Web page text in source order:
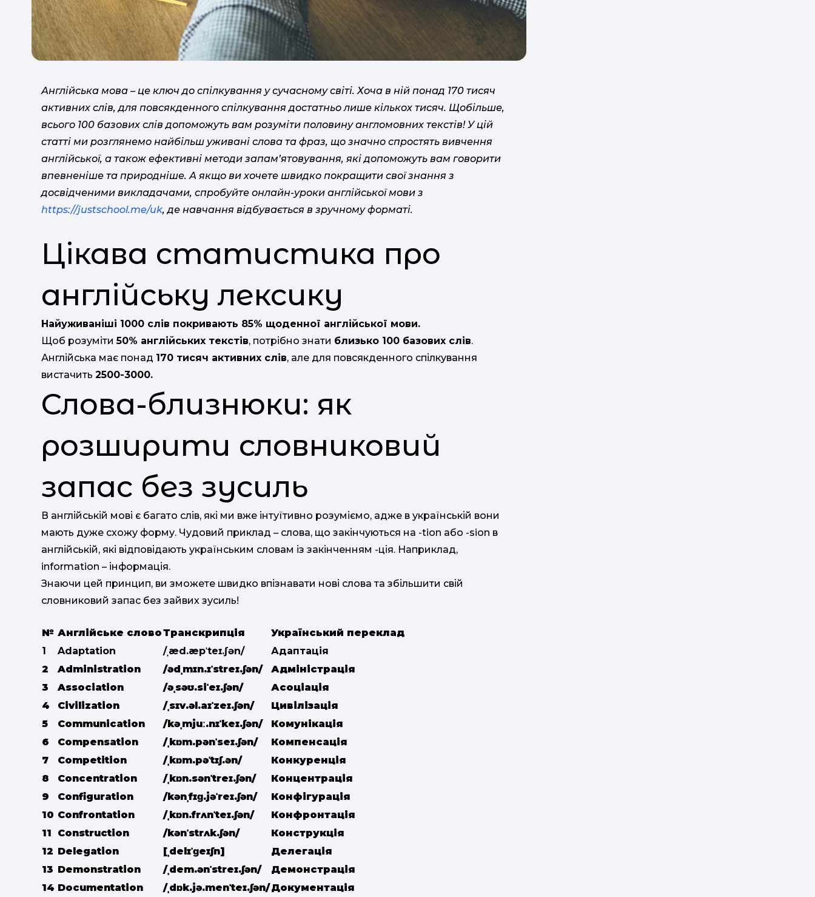
Англійська мова – це ключ до спілкування у сучасному світі. Хоча в ній понад 170 тисяч
активних слів, для повсякденного спілкування достатньо лише кількох тисяч. Щобільше,
всього 100 базових слів допоможуть вам розуміти половину англомовних текстів! У цій
статті ми розглянемо найбільш уживані слова та фраз, що значно спростять вивчення
англійської, а також ефективні методи запам’ятовування, які допоможуть вам говорити
впевненіше та природніше. А якщо ви хочете швидко покращити свої знання з
досвідченими викладачами, спробуйте онлайн-уроки англійської мови з
https://justschool.me/uk, де навчання відбувається в зручному форматі.
Цікава статистика про
англійську лексику
Найуживаніші 1000 слів покривають 85% щоденної англійської мови.
Щоб розуміти50% англійських текстів, потрібно знати близько 100 базових слів.
Англійська має понад 170 тисяч активних слів, але для повсякденного спілкування
вистачить 2500-3000.
Слова-близнюки: як
розширити словниковий
запас без зусиль
В англійській мові є багато слів, які ми вже інтуїтивно розуміємо, адже в українській вони
мають дуже схожу форму. Чудовий приклад – слова, що закінчуються на -tion або -sion в
англійській, які відповідають українським словам із закінченням -ція. Наприклад,
information – інформація.
Знаючи цей принцип, ви зможете швидко впізнавати нові слова та збільшити свій
словниковий запас без зайвих зусиль!
№ Англійське словоТранскрипція
Український переклад
1
Adaptation /ˌæd.æpˈteɪ.ʃən/
Адаптація
2
Administration /ədˌmɪn.ɪˈstreɪ.ʃən/
Адміністрація
3
Association /əˌsəʊ.siˈeɪ.ʃən/
Асоціація
4
Civilization /ˌsɪv.əl.aɪˈzeɪ.ʃən/
Цивілізація
5
Communication /kəˌmjuː.nɪˈkeɪ.ʃən/
Комунікація
6
Compensation /ˌkɒm.pənˈseɪ.ʃən/
Компенсація
7
Competition /ˌkɒm.pəˈtɪʃ.ən/
Конкуренція
8
Concentration /ˌkɒn.sənˈtreɪ.ʃən/
Концентрація
9
Configuration /kənˌfɪɡ.jəˈreɪ.ʃən/
Конфігурація
10 Confrontation /ˌkɒn.frʌnˈteɪ.ʃən/
Конфронтація
11
Construction /kənˈstrʌk.ʃən/
Конструкція
12 Delegation [ˌdelɪˈɡeɪʃn]
Делегація
13 Demonstration /ˌdem.ənˈstreɪ.ʃən/
Демонстрація
14 Documentation /ˌdɒk.jə.menˈteɪ.ʃən/Документація